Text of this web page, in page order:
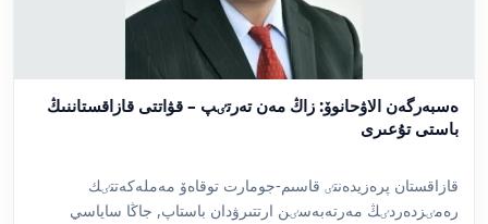
ەسبەرگەن الاۋحانوۆ: زاڭ مەن تەرتٸپ – قۋاتتى قازاقستاننىڭ
باستى تۇعىرى
قازاقستان پرەزيدەنتٸ قاسىم-جومارت توقاەۆ مەملەكەتتٸك
رەمٸزدەردٸڭ مەرتەبەسٸن ارتتىرۋدان باستاپ, جاڭا ساياسي